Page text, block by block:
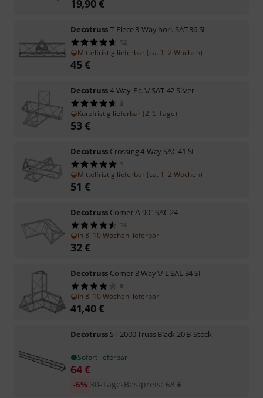
19,90€
DecotrussT-Piece 3-Way hori. SAT 36 SI
12
Mittelfristig lieferbar (ca. 1–2 Wochen)
45€
Decotruss4-Way-Pc. \/ SAT-42 Silver
3
Kurzfristig lieferbar (2–5 Tage)
53€
Decotruss Crossing 4-Way SAC 41 SI
1
Mittelfristig lieferbar (ca. 1–2 Wochen)
51 €
Decotruss Corner /\ 90° SAC 24
13
In 8–10 Wochen lieferbar
32€
Decotruss Corner 3-Way \/ L SAL 34 SI
8
In 8–10 Wochen lieferbar
41,40€
Decotruss ST-2000 Truss Black 20 B-Stock
Sofort lieferbar
64€
30-Tage-Bestpreis: 68 €
-6%